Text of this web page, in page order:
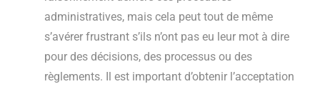
administratives, mais cela peut tout de même
s’avérer frustrant s’ils n’ont pas eu leur mot à dire
pour des décisions, des processus ou des
règlements. Il est important d’obtenir l’acceptation